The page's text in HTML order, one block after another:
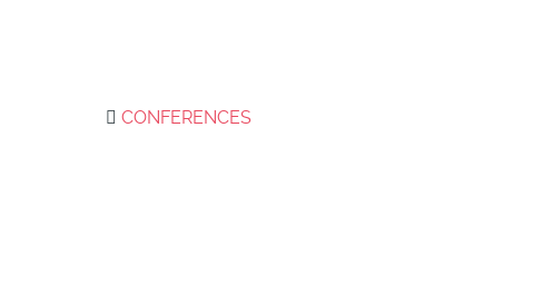
CONFERENCES